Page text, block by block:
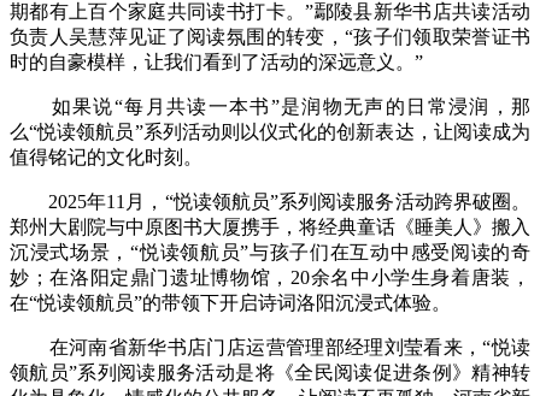
期都有上百个家庭共同读书打卡。”鄢陵县新华书店共读活动
负责人吴慧萍见证了阅读氛围的转变，“孩子们领取荣誉证书
时的自豪模样，让我们看到了活动的深远意义。”
如果说“每月共读一本书”是润物无声的日常浸润，那
么“悦读领航员”系列活动则以仪式化的创新表达，让阅读成为
值得铭记的文化时刻。
2025年11月，“悦读领航员”系列阅读服务活动跨界破圈。
郑州大剧院与中原图书大厦携手，将经典童话《睡美人》搬入
沉浸式场景，“悦读领航员”与孩子们在互动中感受阅读的奇
妙；在洛阳定鼎门遗址博物馆，20余名中小学生身着唐装，
在“悦读领航员”的带领下开启诗词洛阳沉浸式体验。
在河南省新华书店门店运营管理部经理刘莹看来，“悦读
领航员”系列阅读服务活动是将《全民阅读促进条例》精神转